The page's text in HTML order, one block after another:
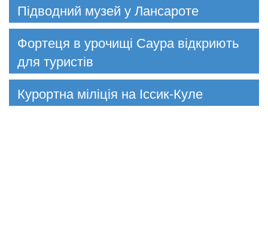
Підводний музей у Лансароте
Фортеця в урочищі Саура відкриють
для туристів
Курортна міліція на Іссик-Куле